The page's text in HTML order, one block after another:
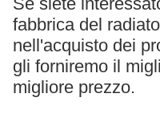
fabbrica del
nell'acquisto dei
gli forniremo il
migliore prezzo.